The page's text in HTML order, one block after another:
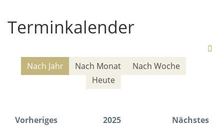
Terminkalender
Nach Jahr Nach Monat
Nach Woche
Heute
Vorheriges
2025
Nächstes